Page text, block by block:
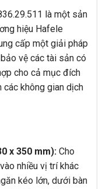
là một sản
hiệu Hafele
cấp một giải pháp
vệ các tài sản có
cho cả mục đích
các không gian dịch
x 350 mm):Cho
nhiều vị trí khác
kéo lớn, dưới bàn